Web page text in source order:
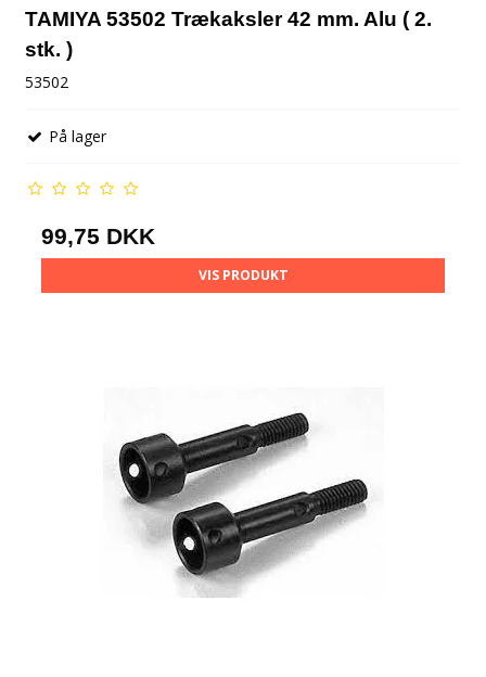
TAMIYA 53502 Trækaksler 42 mm. Alu ( 2.
stk. )
53502
På lager
99,75 DKK
VIS PRODUKT